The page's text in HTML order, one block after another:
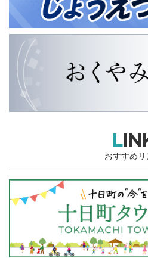
おすすめリ